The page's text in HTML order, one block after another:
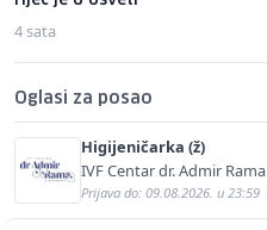
4 sata
Oglasi za posao
Higijeničarka (ž)
IVF Centar dr. Admir Rama
Prijava do: 09.08.2026. u 23:59